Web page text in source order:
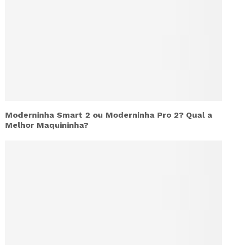
Moderninha Smart 2 ou Moderninha Pro 2? Qual a
Melhor Maquininha?